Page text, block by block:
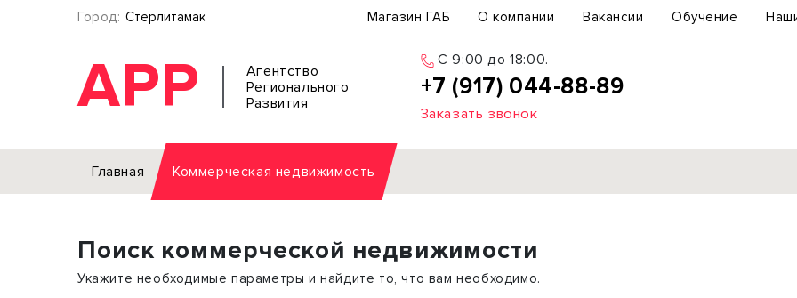
Город: Стерлитамак Магазин ГАБ О компании Вакансии Обучение
АРР
Агентство
Регионального
Развития
C 9:00 до 18:00.
+7 (917) 044-88-89
Заказать звонок
Главная Коммерческая недвижимость
Офис
Торговое помещение
Земельный участок
Отдельное здание
Поиск коммерческой недвижимости
Укажите необходимые параметры и найдите то, что вам необходимо.